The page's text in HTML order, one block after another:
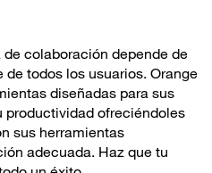
colaboración depende de
todos los usuarios. Orange
diseñadas para sus
productividad ofreciéndoles
sus herramientas
adecuada. Haz que tu